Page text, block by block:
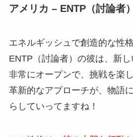
アメリカ – ENTP（討論者）
エネルギッシュで創造的な性
ENTP（討論者）の彼は、新
非常にオープンで、挑戦を楽
革新的なアプローチが、物語
らしていってますね！